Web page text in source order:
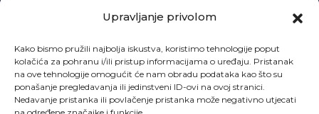
Upravljanje privolom
Kako bismo pružili najbolja iskustva, koristimo tehnologije poput
kolačića za pohranu i/ili pristup informacijama o uređaju. Pristanak
na ove tehnologije omogućit će nam obradu podataka kao što su
ponašanje pregledavanja ili jedinstveni ID-ovi na ovoj stranici.
Nedavanje pristanka ili povlačenje pristanka može negativno utjecati